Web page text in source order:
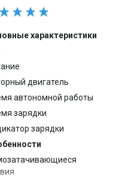
характеристики
двигатель
автономной работы
зарядки
зарядки